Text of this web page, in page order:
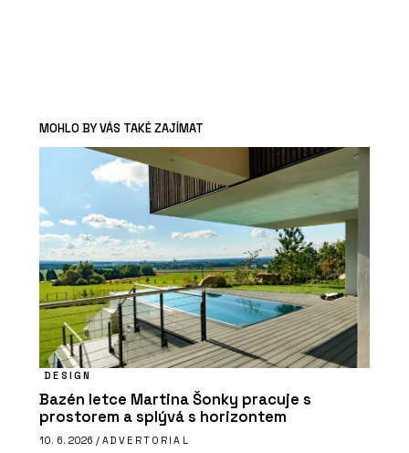
MOHLO BY VÁS TAKÉ ZAJÍMAT
DESIGN
Bazén letce Martina Šonky pracuje s
prostorem a splývá s horizontem
10. 6. 2026 / ADVERTORIAL